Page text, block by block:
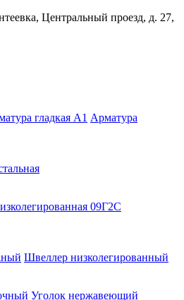
Центральный проезд, д. 27,
гладкая A1 Арматура
09Г2С
Швеллер низколегированный
Уголок нержавеющий